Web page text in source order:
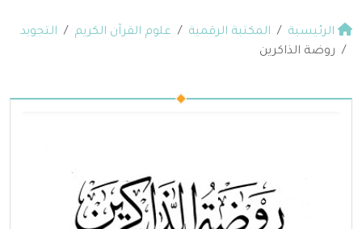
الرئيسية المكتبة الرقمية علوم القرآن الكريم
التجويد
روضة الذاكرين